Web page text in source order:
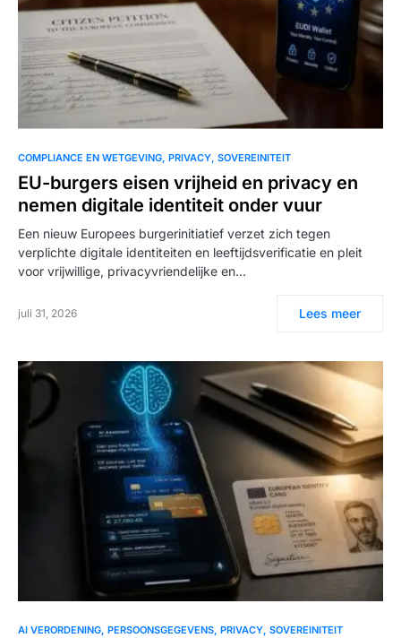
COMPLIANCE EN WETGEVING PRIVACY SOVEREINITEIT
EU-burgers eisen vrijheid en privacy en
nemen digitale identiteit onder vuur
Een nieuw Europees burgerinitiatief verzet zich tegen
verplichte digitale identiteiten en leeftijdsverificatie en pleit
voor vrijwillige, privacyvriendelijke en…
juli 31, 2026 Lees meer
AI VERORDENING PERSOONSGEGEVENS PRIVACY SOVEREINITEIT